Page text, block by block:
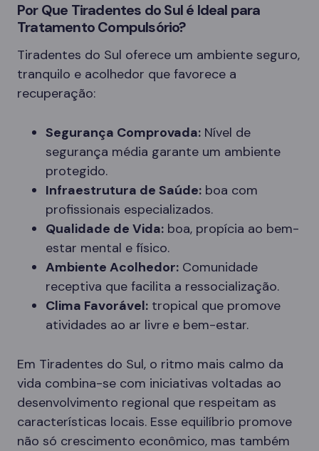
Por Que Tiradentes do Sul é Ideal para
Tratamento Compulsório?
Tiradentes do Sul oferece um ambiente seguro,
tranquilo e acolhedor que favorece a
recuperação:
Segurança Comprovada: Nível de
segurança média garante um ambiente
protegido.
Infraestrutura de Saúde: boa com
profissionais especializados.
Qualidade de Vida: boa, propícia ao bem-
estar mental e físico.
Ambiente Acolhedor: Comunidade
receptiva que facilita a ressocialização.
Clima Favorável: tropical que promove
atividades ao ar livre e bem-estar.
Em Tiradentes do Sul, o ritmo mais calmo da
vida combina-se com iniciativas voltadas ao
desenvolvimento regional que respeitam as
características locais. Esse equilíbrio promove
não só crescimento econômico, mas também